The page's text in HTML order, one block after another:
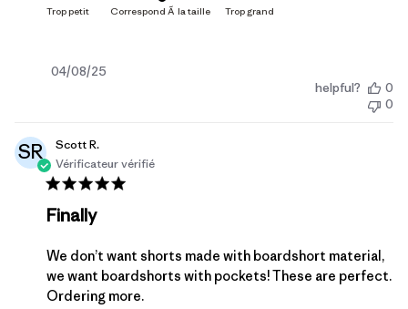
Date
04/08/25
helpful?
0
0
SR
Scott R.
Vérificateur vérifié
Finally
We don’t want shorts made with boardshort material,
we want boardshorts with pockets! These are perfect.
Ordering more.